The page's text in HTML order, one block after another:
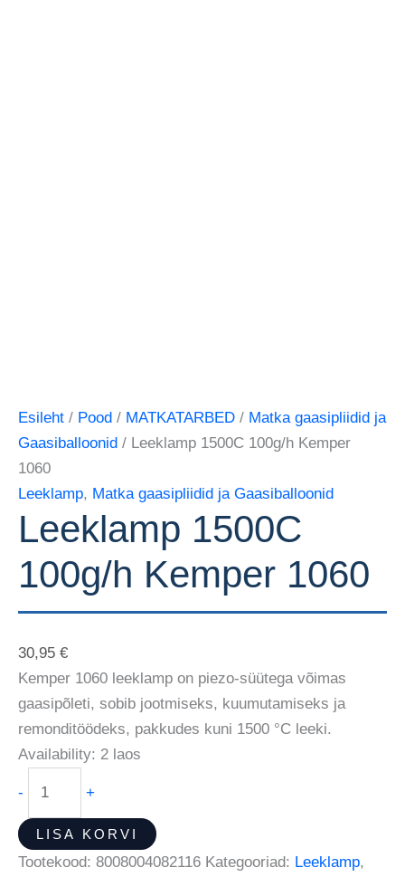
Esileht / Pood / MATKATARBED / Matka gaasipliidid ja
Gaasiballoonid / Leeklamp 1500C 100g/h Kemper
1060
Leeklamp, Matka gaasipliidid ja Gaasiballoonid
Leeklamp 1500C
100g/h Kemper 1060
30,95 €
Kemper 1060 leeklamp on piezo-süütega võimas
gaasipõleti, sobib jootmiseks, kuumutamiseks ja
remonditöödeks, pakkudes kuni 1500 °C leeki.
Availability: 2 laos
- +
LISA KORVI
Tootekood: 8008004082116 Kategooriad: Leeklamp,